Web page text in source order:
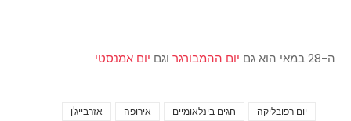
ה-28 במאי הוא גם יום ההמבורגר וגם יום אמנסטי
אזרבייג'ן אירופה חגים בינלאומיים יום רפובליקה